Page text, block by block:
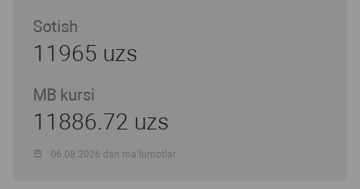
Sotish
11965 uzs
MB kursi
11886.72 uzs
06.08.2026 dan ma’lumotlar